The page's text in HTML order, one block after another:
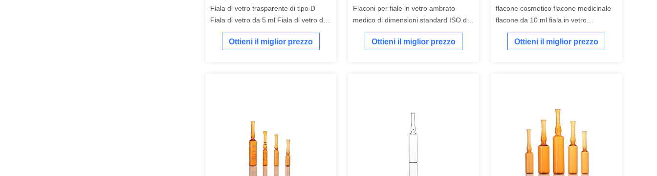
Fiala di vetro trasparente di tipo D
Fiala di vetro da 5 ml Fiala di vetro da
10 ml
Ottieni il miglior prezzo
Flaconi per fiale in vetro ambrato
medico di dimensioni standard ISO da
25 ml Flacone per fiale tubolari di
cosmeticiOttieni il miglior prezzo
flacone cosmetico flacone medicinale
flacone da 10 ml fiala in vetro
borosilicato trasparente
Ottieni il miglior prezzo